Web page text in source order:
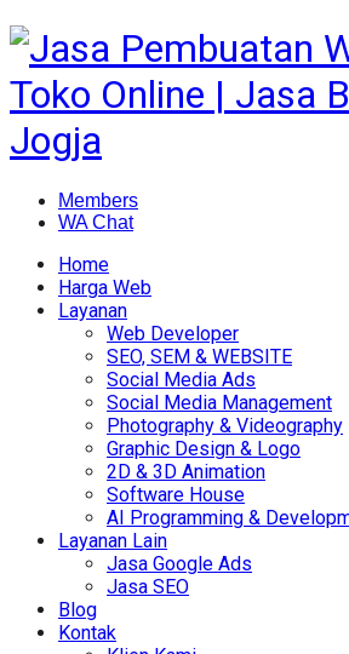
Members
WA Chat
Home
Harga Web
Layanan
Web Developer
SEO, SEM & WEBSITE
Social Media Ads
Social Media Management
Photography & Videography
Graphic Design & Logo
2D & 3D Animation
Software House
AI Programming &
Layanan Lain
Jasa Google Ads
Jasa SEO
Blog
Kontak